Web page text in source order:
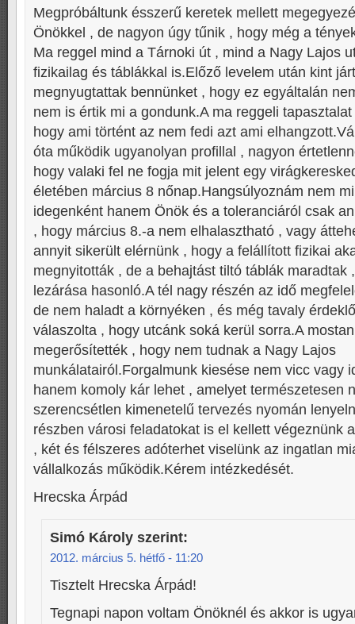
Megpróbáltunk ésszerű keretek mellett
Önökkel , de nagyon úgy tűnik , hogy még a
Ma reggel mind a Tárnoki út , mind a Nagy Lajos
fizikailag és táblákkal is.Előző levelem után kint
megnyugtattak bennünket , hogy ez egyáltalán
nem is értik mi a gondunk.A ma reggeli
hogy ami történt az nem fedi azt ami
óta működik ugyanolyan profillal , nagyon
hogy valaki fel ne fogja mit jelent egy
életében március 8 nőnap.Hangsúlyoznám nem
idegenként hanem Önök és a toleranciáról csak
, hogy március 8.-a nem elhalasztható , vagy
annyit sikerült elérnünk , hogy a felállított fizikai
megnyitották , de a behajtást tiltó táblák maradtak
lezárása hasonló.A tél nagy részén az idő
de nem haladt a környéken , és még tavaly
válaszolta , hogy utcánk soká kerül sorra.A
megerősítették , hogy nem tudnak a Nagy Lajos
munkálatairól.Forgalmunk kiesése nem vicc vagy
hanem komoly kár lehet , amelyet természetesen
szerencsétlen kimenetelű tervezés nyomán
részben városi feladatokat is el kellett végeznünk
, két és félszeres adóterhet viselünk az ingatlan
vállalkozás működik.Kérem intézkedését.
Hrecska Árpád
Simó Károly szerint:
2012. március 5. hétfő - 11:20
Tisztelt Hrecska Árpád!
Tegnapi napon voltam Önöknél és akkor is